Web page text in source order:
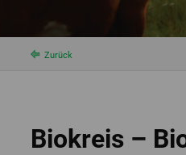
Zurück
Biokreis –